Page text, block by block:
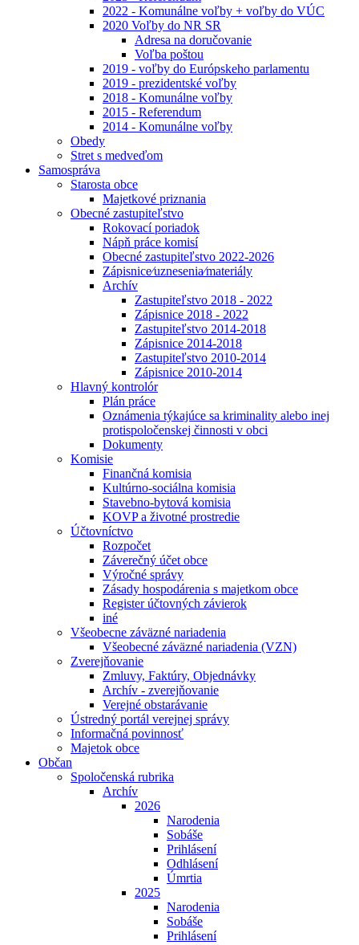
2022 - Komunálne voľby + voľby do VÚC
2020 Voľby do NR SR
Adresa na doručovanie
Voľba poštou
2019 - voľby do Európskeho parlamentu
2019 - prezidentské voľby
2018 - Komunálne voľby
2015 - Referendum
2014 - Komunálne voľby
Obedy
Stret s medveďom
Samospráva
Starosta obce
Majetkové priznania
Obecné zastupiteľstvo
Rokovací poriadok
Nápň práce komisí
Obecné zastupiteľstvo 2022-2026
Zápisnice⁄uznesenia⁄materiály
Archív
Zastupiteľstvo 2018 - 2022
Zápisnice 2018 - 2022
Zastupiteľstvo 2014-2018
Zápisnice 2014-2018
Zastupiteľstvo 2010-2014
Zápisnice 2010-2014
Hlavný kontrolór
Plán práce
Oznámenia týkajúce sa kriminality alebo inej
protispoločenskej činnosti v obci
Dokumenty
Komisie
Finančná komisia
Kultúrno-sociálna komisia
Stavebno-bytová komisia
KOVP a životné prostredie
Účtovníctvo
Rozpočet
Záverečný účet obce
Výročné správy
Zásady hospodárenia s majetkom obce
Register účtovných závierok
iné
Všeobecne záväzné nariadenia
Všeobecné záväzné nariadenia (VZN)
Zverejňovanie
Zmluvy, Faktúry, Objednávky
Archív - zverejňovanie
Verejné obstarávanie
Ústredný portál verejnej správy
Informačná povinnosť
Majetok obce
Občan
Spoločenská rubrika
Archív
2026
Narodenia
Sobáše
Prihlásení
Odhlásení
Úmrtia
2025
Narodenia
Sobáše
Prihlásení